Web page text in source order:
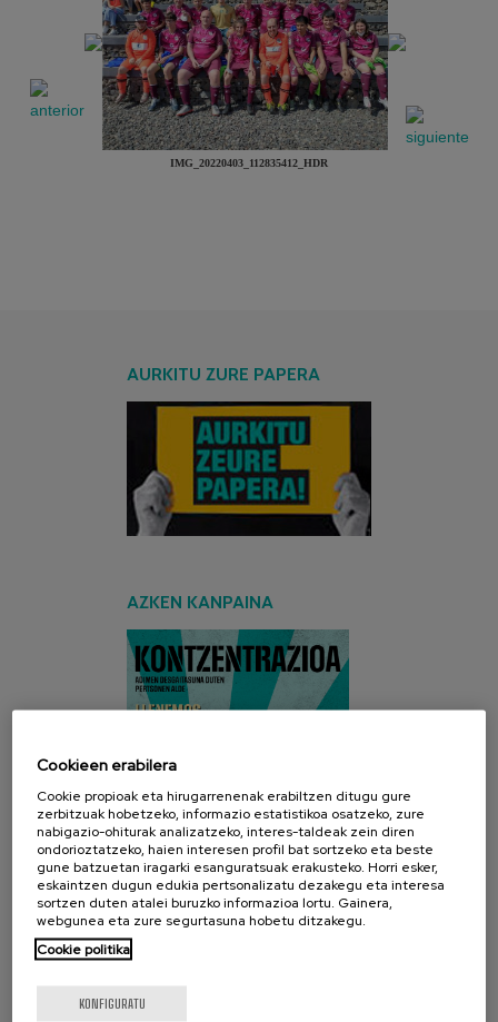
IMG_20220403_112835412_HDR
AURKITU ZURE PAPERA
AZKEN KANPAINA
SARE SOZIALAK
Cookieen erabilera
Cookie propioak eta hirugarrenenak erabiltzen ditugu gure
zerbitzuak hobetzeko, informazio estatistikoa osatzeko, zure
nabigazio-ohiturak analizatzeko, interes-taldeak zein diren
ondorioztatzeko, haien interesen profil bat sortzeko eta beste
gune batzuetan iragarki esanguratsuak erakusteko. Horri esker,
eskaintzen dugun edukia pertsonalizatu dezakegu eta interesa
sortzen duten atalei buruzko informazioa lortu. Gainera,
webgunea eta zure segurtasuna hobetu ditzakegu.
Cookie politika
KONFIGURATU